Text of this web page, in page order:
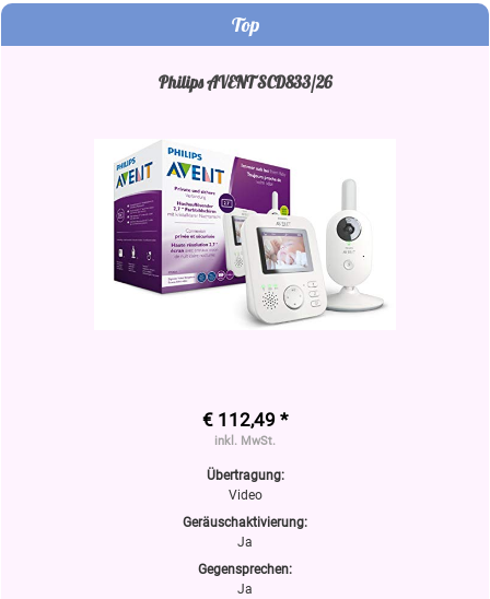
Top
Philips AVENT SCD833/26
€ 112,49 *
inkl. MwSt.
Übertragung:
Video
Geräuschaktivierung:
Ja
Gegensprechen:
Ja